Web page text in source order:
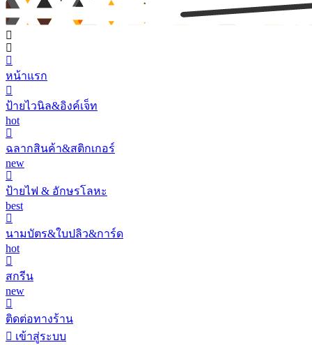
หน้าแรก
ป้ายไวนิล&อิงค์เจ็ท
hot
ฉลากสินค้า&สติกเกอร์
new
ป้ายไฟ & อักษรโลหะ
best
นามบัตร&ใบปลิว&การ์ด
hot
สกรีน
new
ติดต่อทางร้าน
เข้าสู่ระบบ